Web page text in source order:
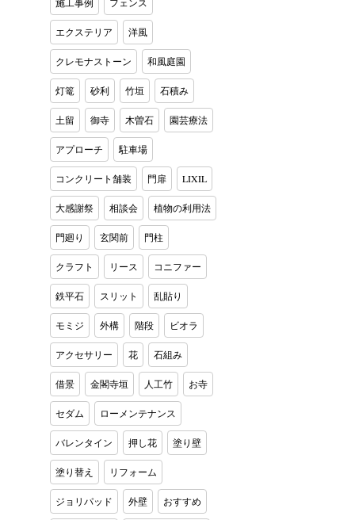
エクステリア 洋風
クレモナストーン 和風庭園
灯篭 砂利 竹垣 石積み
土留 御寺 木曽石 園芸療法
アプローチ 駐車場
コンクリート舗装 門扉 LIXIL
大感謝祭 相談会 植物の利用法
門廻り 玄関前 門柱
クラフト リース コニファー
鉄平石 スリット 乱貼り
モミジ 外構 階段 ビオラ
アクセサリー 花 石組み
借景 金閣寺垣 人工竹 お寺
セダム ローメンテナンス
バレンタイン 押し花 塗り壁
塗り替え リフォーム
ジョリパッド 外壁 おすすめ